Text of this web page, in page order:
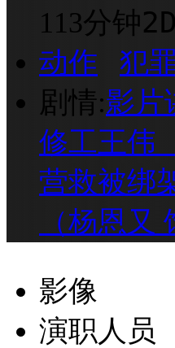
113分钟2D
动作
犯
剧情:影片
修工王伟
营救被绑
（杨恩又
影像
演职人员